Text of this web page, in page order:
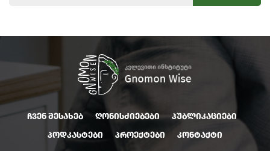
ჩვენ შესახებ ღონისძიებები
პუბლიკაციები
პოდკასტები
პროექტები კონტაქტი